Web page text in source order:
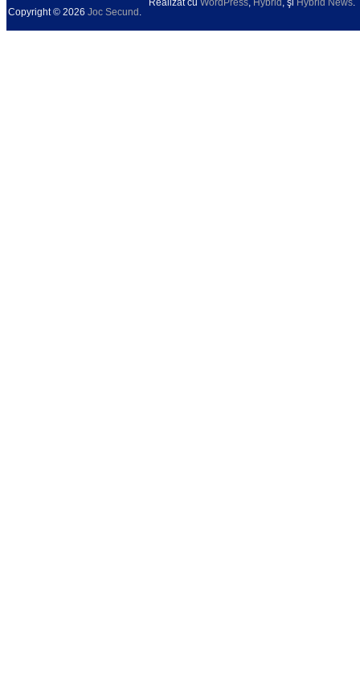
Copyright © 2026 Joc Secund .
Realizat cu WordPress, Hybrid , şi Hybrid News.